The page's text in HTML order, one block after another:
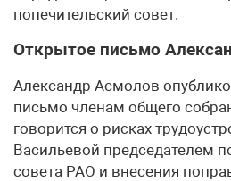
попечительский совет.
Открытое письмо
Александр Асмолов
письмо членам общего
говорится о рисках
Васильевой председателем
совета РАО и внесения